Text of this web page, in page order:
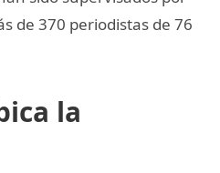
de 370 periodistas de 76
la